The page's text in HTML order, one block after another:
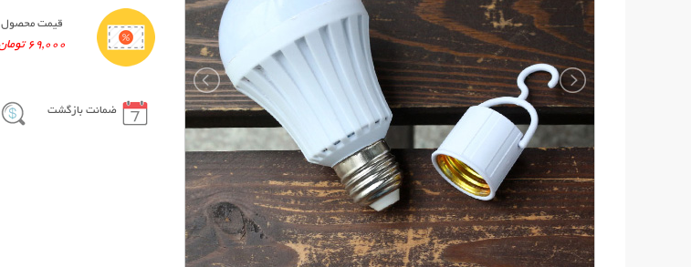
قیمت محصول
69,000 تومان
ضمانت بازگشت